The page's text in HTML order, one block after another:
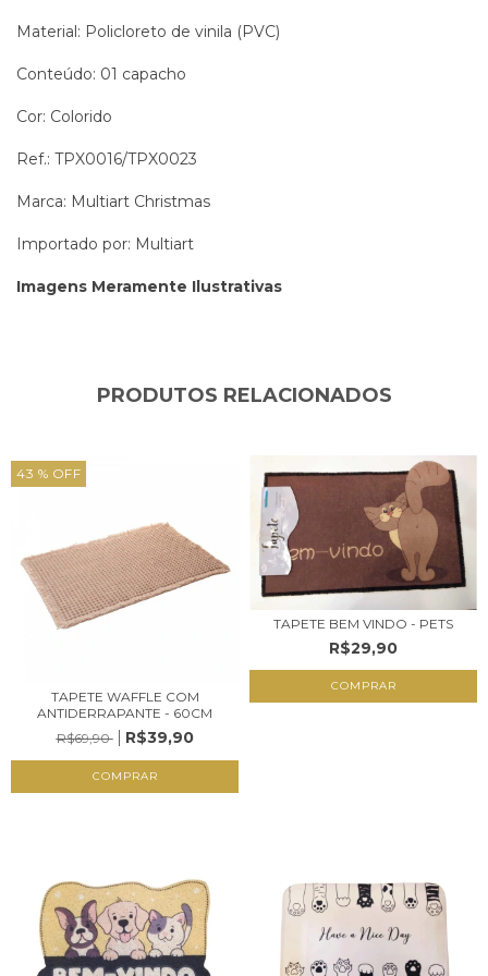
Material: Policloreto de vinila (PVC)
Conteúdo: 01 capacho
Cor: Colorido
Ref.: TPX0016/TPX0023
Marca: Multiart Christmas
Importado por: Multiart
Imagens Meramente Ilustrativas
PRODUTOS RELACIONADOS
43 % OFF
TAPETE WAFFLE COM
ANTIDERRAPANTE - 60CM
R$69,90
R$39,90
TAPETE BEM VINDO - PETS
R$29,90
COMPRAR